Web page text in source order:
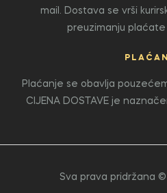
mail. Dostava se vrši
preuzimanju plaćate
Plaćanje se obavlja
CIJENA DOSTAVE je
Sva prava pridržana ©